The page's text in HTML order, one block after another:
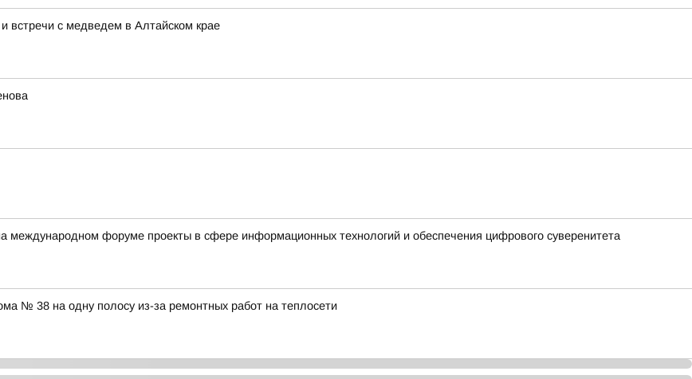
встречи с медведем в Алтайском крае
международном форуме проекты в сфере информационных технологий и обеспечения цифрового суверенитета
№ 38 на одну полосу из-за ремонтных работ на теплосети